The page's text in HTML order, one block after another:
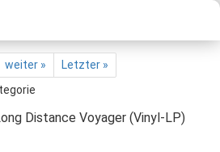
weiter »
Letzter »
Distance Voyager (Vinyl-LP)